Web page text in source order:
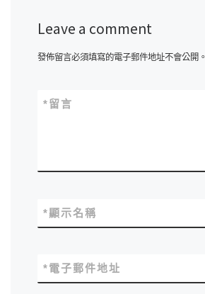
Leave a comment
發佈留言必須填寫的電子郵件地址不會公開。
留言
*
顯示名稱
*
電子郵件地址
*